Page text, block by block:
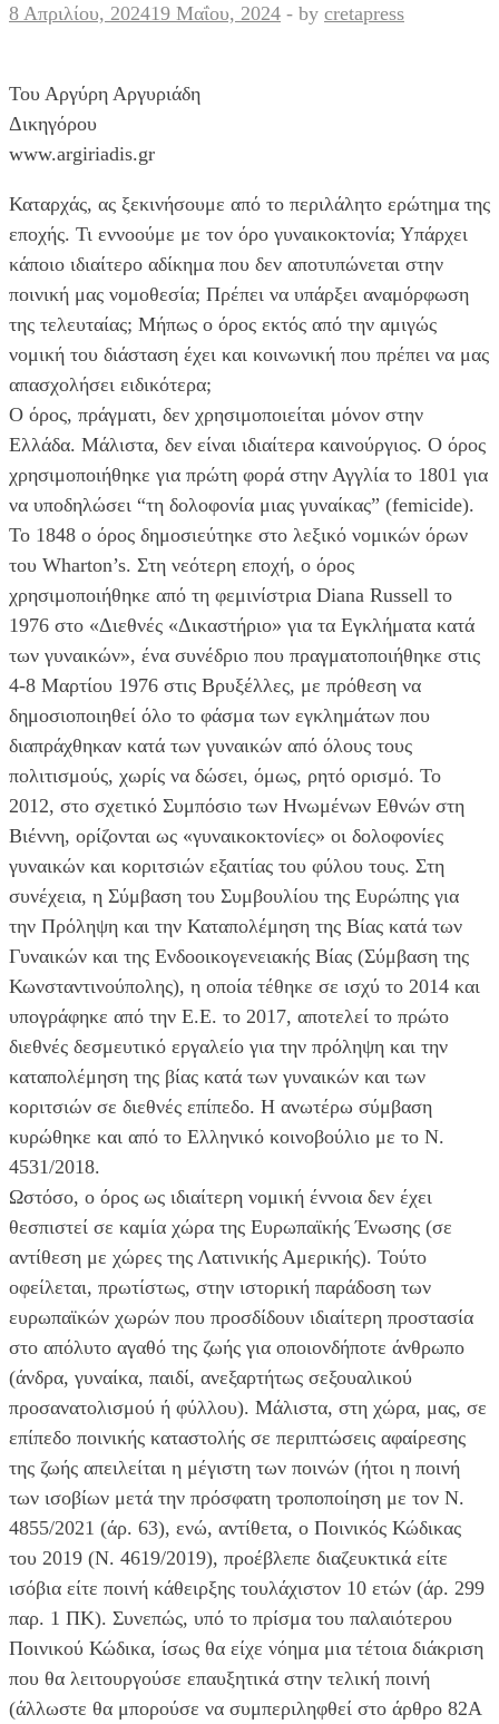
8 Απριλίου, 202419 Μαΐου, 2024 - by cretapress
Του Αργύρη Αργυριάδη
Δικηγόρου
www.argiriadis.gr
Καταρχάς, ας ξεκινήσουμε από το περιλάλητο ερώτημα της
εποχής. Τι εννοούμε με τον όρο γυναικοκτονία; Υπάρχει
κάποιο ιδιαίτερο αδίκημα που δεν αποτυπώνεται στην
ποινική μας νομοθεσία; Πρέπει να υπάρξει αναμόρφωση
της τελευταίας; Μήπως ο όρος εκτός από την αμιγώς
νομική του διάσταση έχει και κοινωνική που πρέπει να μας
απασχολήσει ειδικότερα;
Ο όρος, πράγματι, δεν χρησιμοποιείται μόνον στην
Ελλάδα. Μάλιστα, δεν είναι ιδιαίτερα καινούργιος. Ο όρος
χρησιμοποιήθηκε για πρώτη φορά στην Αγγλία το 1801 για
να υποδηλώσει “τη δολοφονία μιας γυναίκας” (femicide).
Το 1848 ο όρος δημοσιεύτηκε στο λεξικό νομικών όρων
του Wharton’s. Στη νεότερη εποχή, ο όρος
χρησιμοποιήθηκε από τη φεμινίστρια Diana Russell το
1976 στο «Διεθνές «Δικαστήριο» για τα Εγκλήματα κατά
των γυναικών», ένα συνέδριο που πραγματοποιήθηκε στις
4-8 Μαρτίου 1976 στις Βρυξέλλες, με πρόθεση να
δημοσιοποιηθεί όλο το φάσμα των εγκλημάτων που
διαπράχθηκαν κατά των γυναικών από όλους τους
πολιτισμούς, χωρίς να δώσει, όμως, ρητό ορισμό. Το
2012, στο σχετικό Συμπόσιο των Ηνωμένων Εθνών στη
Βιέννη, ορίζονται ως «γυναικοκτονίες» οι δολοφονίες
γυναικών και κοριτσιών εξαιτίας του φύλου τους. Στη
συνέχεια, η Σύμβαση του Συμβουλίου της Ευρώπης για
την Πρόληψη και την Καταπολέμηση της Βίας κατά των
Γυναικών και της Ενδοοικογενειακής Βίας (Σύμβαση της
Κωνσταντινούπολης), η οποία τέθηκε σε ισχύ το 2014 και
υπογράφηκε από την Ε.Ε. το 2017, αποτελεί το πρώτo
διεθνές δεσμευτικό εργαλείο για την πρόληψη και την
καταπολέμηση της βίας κατά των γυναικών και των
κοριτσιών σε διεθνές επίπεδο. Η ανωτέρω σύμβαση
κυρώθηκε και από το Ελληνικό κοινοβούλιο με το Ν.
4531/2018.
Ωστόσο, ο όρος ως ιδιαίτερη νομική έννοια δεν έχει
θεσπιστεί σε καμία χώρα της Ευρωπαϊκής Ένωσης (σε
αντίθεση με χώρες της Λατινικής Αμερικής). Τούτο
οφείλεται, πρωτίστως, στην ιστορική παράδοση των
ευρωπαϊκών χωρών που προσδίδουν ιδιαίτερη προστασία
στο απόλυτο αγαθό της ζωής για οποιονδήποτε άνθρωπο
(άνδρα, γυναίκα, παιδί, ανεξαρτήτως σεξουαλικού
προσανατολισμού ή φύλλου). Μάλιστα, στη χώρα, μας, σε
επίπεδο ποινικής καταστολής σε περιπτώσεις αφαίρεσης
της ζωής απειλείται η μέγιστη των ποινών (ήτοι η ποινή
των ισοβίων μετά την πρόσφατη τροποποίηση με τον Ν.
4855/2021 (άρ. 63), ενώ, αντίθετα, ο Ποινικός Κώδικας
του 2019 (Ν. 4619/2019), προέβλεπε διαζευκτικά είτε
ισόβια είτε ποινή κάθειρξης τουλάχιστον 10 ετών (άρ. 299
παρ. 1 ΠΚ). Συνεπώς, υπό το πρίσμα του παλαιότερου
Ποινικού Κώδικα, ίσως θα είχε νόημα μια τέτοια διάκριση
που θα λειτουργούσε επαυξητικά στην τελική ποινή
(άλλωστε θα μπορούσε να συμπεριληφθεί στο άρθρο 82Α